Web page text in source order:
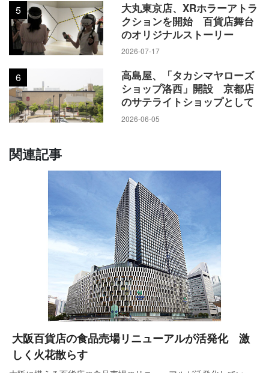
5
大丸東京店、XRホラーアトラ
クションを開始 百貨店舞台
のオリジナルストーリー
2026-07-17
6
高島屋、「タカシマヤローズ
ショップ洛西」開設 京都店
のサテライトショップとして
2026-06-05
関連記事
大阪百貨店の食品売場リニューアルが活発化 激
しく火花散らす